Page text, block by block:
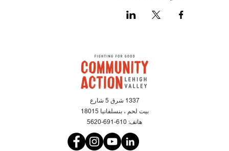
1337 شرق 5 شارع
بيت لحم ، بنسلفانيا 18015
هاتف: 610-691-5620